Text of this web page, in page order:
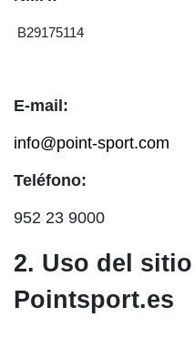
‎B29175114
E-mail:
info@point-sport.com
Teléfono:
952 23 9000
2. Uso del
Pointsport.es